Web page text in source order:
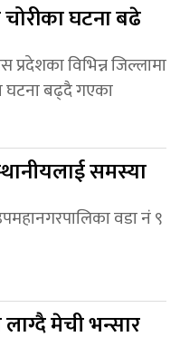
चोरीका घटना बढे
विभिन्न जिल्लामा
घटना बढ्दै गएका
समस्या
वडा नं ९
मेची भन्सार